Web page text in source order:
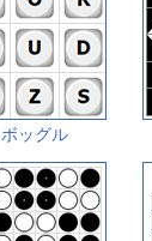
ボッグル